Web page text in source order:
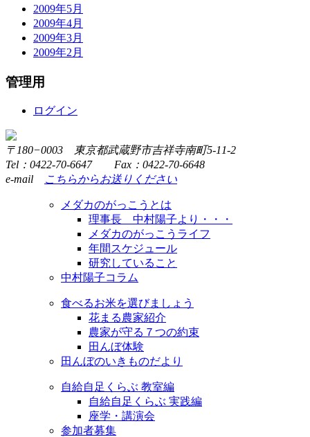
2009年5月
2009年4月
2009年3月
2009年2月
管理用
ログイン
〒180−0003 東京都武蔵野市吉祥寺南町5-11-2
Tel：0422-70-6647 Fax：0422-70-6648
e-mail
こちらからお送りください
メダカのがっこうとは
理事長 中村陽子より・・・
メダカのがっこうライフ
年間スケジュール
研究していること
中村陽子コラム
食べるお米を選びましょう
花まる農家紹介
農家が守る７つの約束
田んぼ体験
田んぼのいきものだより
自給自足くらぶ 教室編
自給自足くらぶ 実践編
座学・講演会
参加者募集